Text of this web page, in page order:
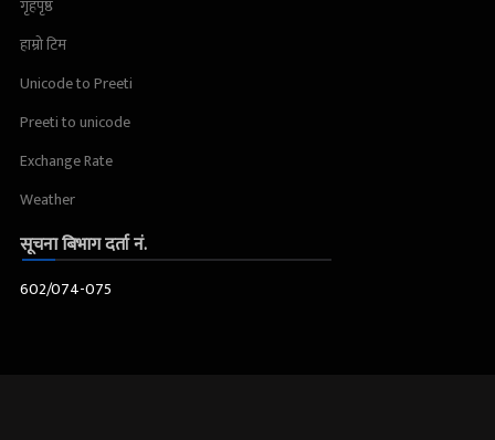
गृहपृष्ठ
हाम्रो टिम
Unicode to Preeti
Preeti to unicode
Exchange Rate
Weather
सूचना बिभाग दर्ता नं.
602/074-075